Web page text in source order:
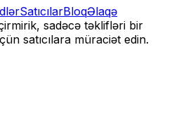
SatıcılarBloqƏlaqə
sadəcə təklifləri bir
satıcılara müraciət edin.